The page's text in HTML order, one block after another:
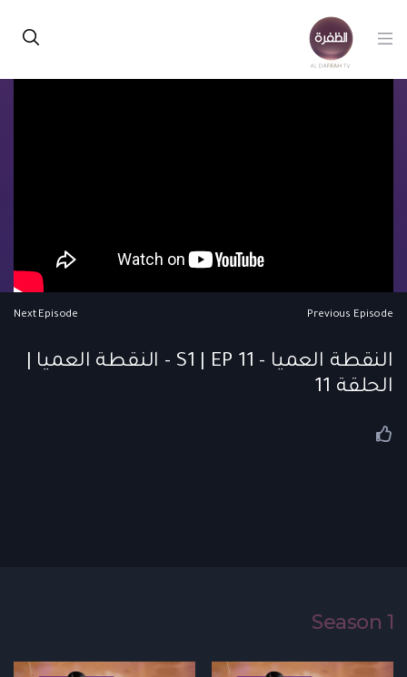
Previous Episode
Next Episode
النقطة العميا - S1 | EP 11 - النقطة العميا |
الحلقة 11
Season 1